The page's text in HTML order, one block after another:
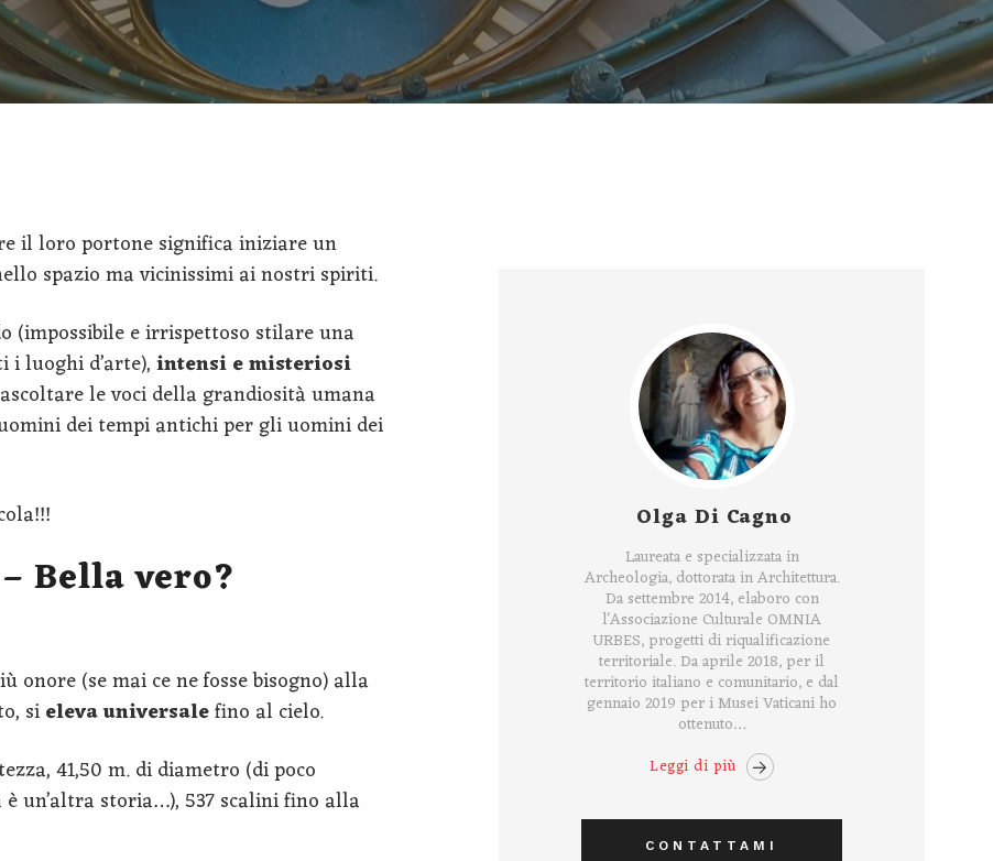
il loro portone significa iniziare un
spazio ma vicinissimi ai nostri spiriti.
(impossibile e irrispettoso stilare una
luoghi d’arte),intensi e misteriosi
le voci della grandiosità umana
dei tempi antichi per gli uomini dei
Bella vero?
onore (se mai ce ne fosse bisogno) alla
sieleva universalefino al cielo.
41,50 m. di diametro (di poco
un’altra storia…), 537 scalini fino alla
Olga Di Cagno
Laureata e specializzata in
Archeologia, dottorata in Architettura.
Da settembre 2014, elaboro con
l'Associazione Culturale OMNIA
URBES, progetti di riqualificazione
territoriale. Da aprile 2018, per il
territorio italiano e comunitario, e dal
gennaio 2019 per i Musei Vaticani ho
ottenuto…
Leggi di più
CONTATTAMI